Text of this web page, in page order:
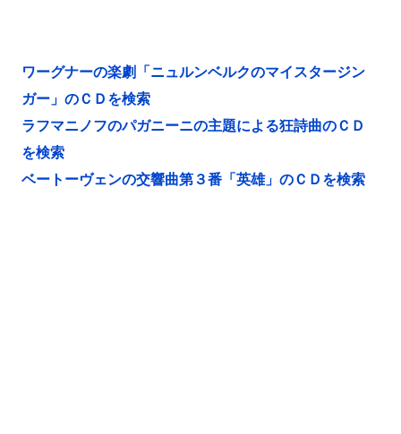
ワーグナーの楽劇「ニュルンベルクのマイスタージン
ガー」のＣＤを検索
ラフマニノフのパガニーニの主題による狂詩曲のＣＤ
を検索
ベートーヴェンの交響曲第３番「英雄」のＣＤを検索